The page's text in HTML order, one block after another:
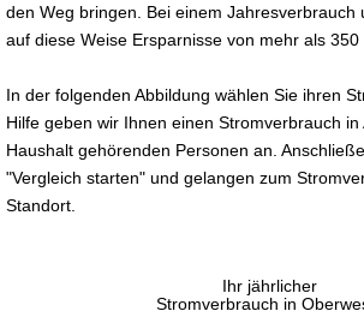
den Weg bringen. Bei einem Jahresverbrauch
auf diese Weise Ersparnisse von mehr als 350
In der folgenden Abbildung wählen Sie ihren
Hilfe geben wir Ihnen einen Stromverbrauch
Haushalt gehörenden Personen an.
"Vergleich starten" und gelangen zum
Standort.
Ihr jährlicher
Stromverbrauch in